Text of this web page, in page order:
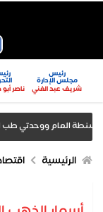
رئيس
مجلس الإدارة
شريف عبد الغني
ناصر
العام ووحدتي طب
الرئيسية